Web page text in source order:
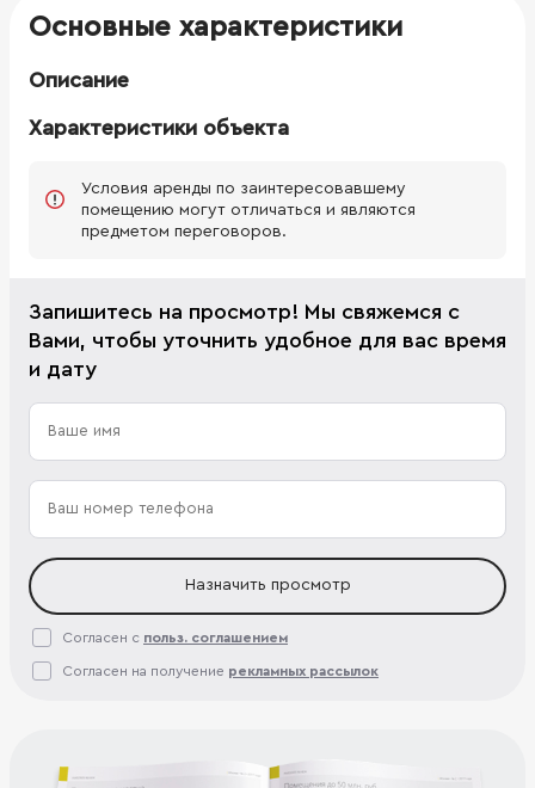
креативного пространства, гибкого офисного
пространства.
Основные характеристики
Описание
Характеристики объекта
Условия аренды по заинтересовавшему
помещению могут отличаться и являются
предметом переговоров.
Запишитесь на просмотр! Мы свяжемся с
Вами, чтобы уточнить удобное для вас время
и дату
Назначить просмотр
Согласен с польз. соглашением
Согласен на получение рекламных рассылок